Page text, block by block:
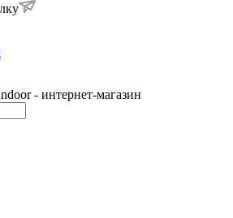
- интернет-магазин